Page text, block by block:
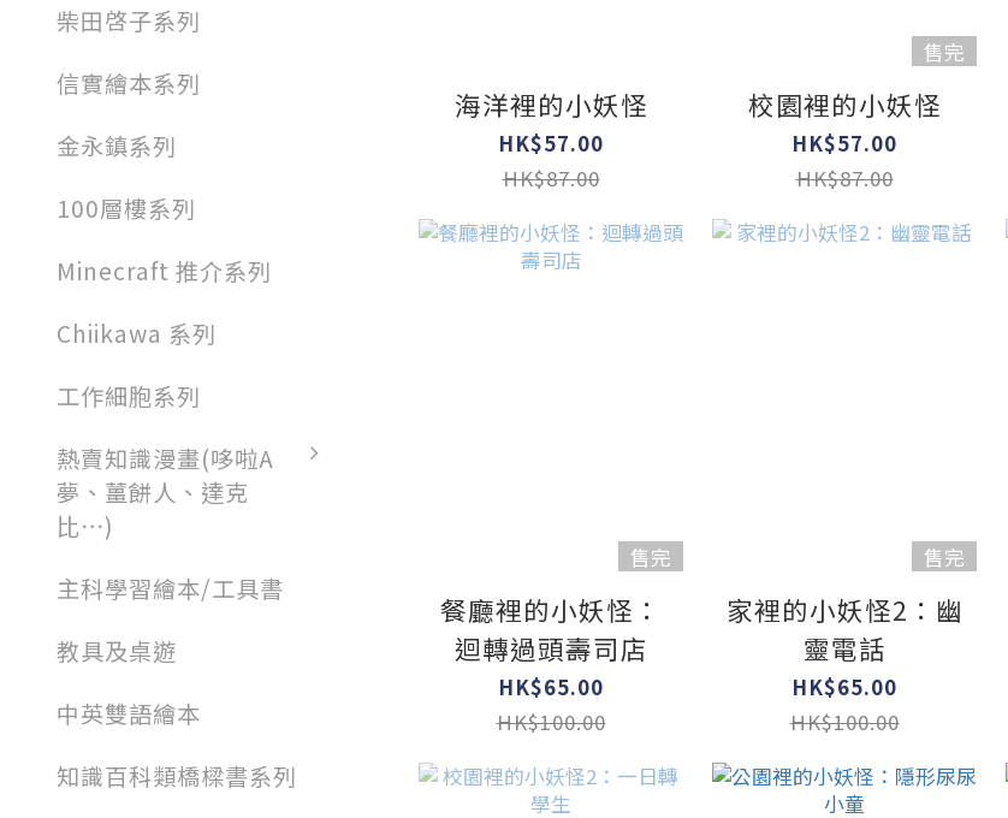
柴田啓子系列
信實繪本系列
金永鎮系列
100層樓系列
Minecraft 推介系列
Chiikawa 系列
工作細胞系列
熱賣知識漫畫(哆啦A
夢、薑餅人、達克
比⋯)
主科學習繪本/工具書
教具及桌遊
中英雙語繪本
知識百科類橋樑書系列
海洋裡的小妖怪
HK$57.00
HK$87.00
售完
校園裡的小妖怪
HK$57.00
HK$87.00
售完
餐廳裡的小妖怪：
迴轉過頭壽司店
HK$65.00
HK$100.00
售完
家裡的小妖怪2：幽
靈電話
HK$65.00
HK$100.00